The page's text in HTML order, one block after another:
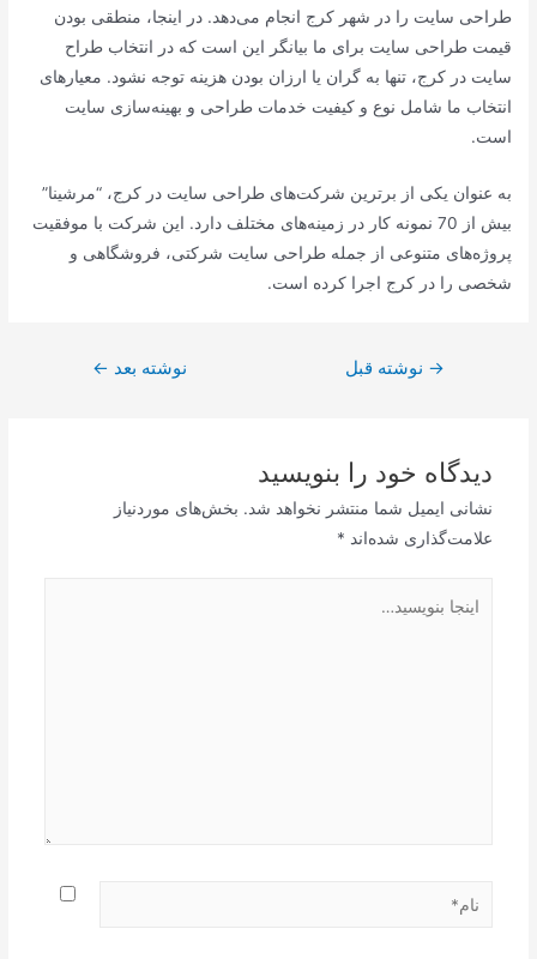
طراحی سایت را در شهر کرج انجام می‌دهد. در اینجا، منطقی بودن
قیمت طراحی سایت برای ما بیانگر این است که در انتخاب طراح
سایت در کرج، تنها به گران یا ارزان بودن هزینه توجه نشود. معیارهای
انتخاب ما شامل نوع و کیفیت خدمات طراحی و بهینه‌سازی سایت
است.
به عنوان یکی از برترین شرکت‌های طراحی سایت در کرج، “مرشینا”
بیش از 70 نمونه کار در زمینه‌های مختلف دارد. این شرکت با موفقیت
پروژه‌های متنوعی از جمله طراحی سایت شرکتی، فروشگاهی و
شخصی را در کرج اجرا کرده است.
راهبری→ نوشته قبل نوشته بعد ←
دیدگاه‌ خود را بنویسید
نشانی ایمیل شما منتشر نخواهد شد. بخش‌های موردنیاز
علامت‌گذاری شده‌اند *
بنویسید…
نام*